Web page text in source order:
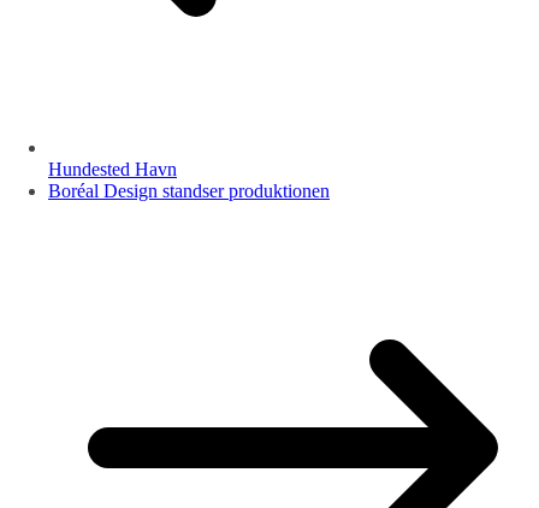
Hundested Havn
Boréal Design standser produktionen